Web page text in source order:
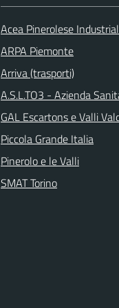
Acea Pinerolese
ARPA Piemonte
Arriva (trasporti)
A.S.L.TO3 - Azienda
GAL Escartons e Valli
Piccola Grande Italia
Pinerolo e le Valli
SMAT Torino